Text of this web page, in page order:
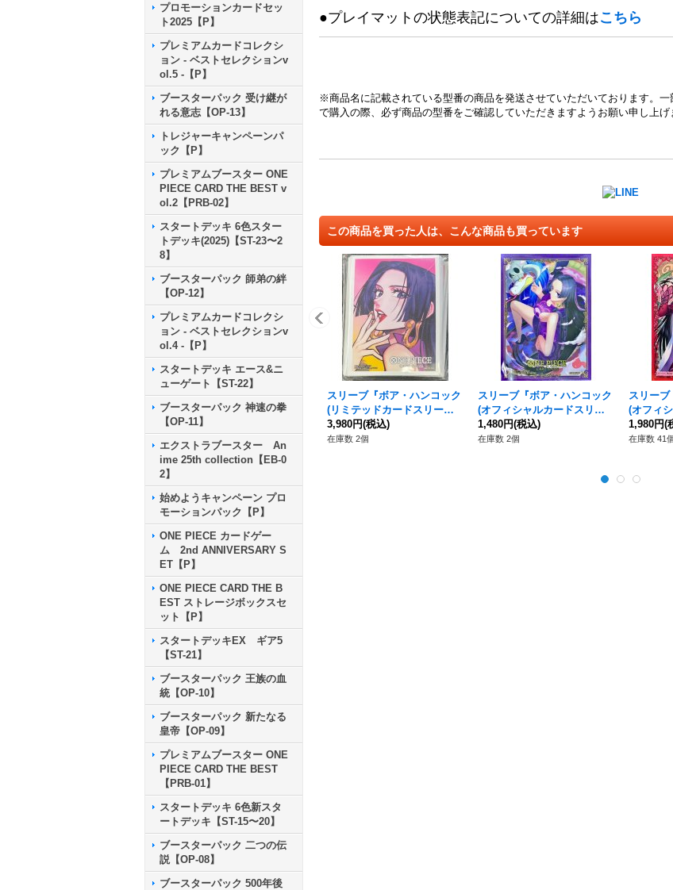
プロモーションカードセッ
ト2025【P】
プレミアムカードコレクシ
ョン - ベストセレクションv
ol.5 -【P】
ブースターパック 受け継が
れる意志【OP-13】
トレジャーキャンペーンパ
ック【P】
プレミアムブースター ONE
PIECE CARD THE BEST v
ol.2【PRB-02】
スタートデッキ 6色スター
トデッキ(2025)【ST-23〜2
8】
ブースターパック 師弟の絆
【OP-12】
プレミアムカードコレクシ
ョン - ベストセレクションv
ol.4 -【P】
スタートデッキ エース&ニ
ューゲート【ST-22】
ブースターパック 神速の拳
【OP-11】
エクストラブースター An
ime 25th collection【EB-0
2】
始めようキャンペーン プロ
モーションパック【P】
ONE PIECE カードゲー
ム 2nd ANNIVERSARY S
ET【P】
ONE PIECE CARD THE B
EST ストレージボックスセ
ット【P】
スタートデッキEX ギア5
【ST-21】
ブースターパック 王族の血
統【OP-10】
ブースターパック 新たなる
皇帝【OP-09】
プレミアムブースター ONE
PIECE CARD THE BEST
【PRB-01】
スタートデッキ 6色新スタ
ートデッキ【ST-15〜20】
ブースターパック 二つの伝
説【OP-08】
ブースターパック 500年後
●プレイマットの状態表記についての詳細はこちら
※商品名に記載されている型番の商品を発送させていただいております。
で購入の際、必ず商品の型番をご確認していただきますようお願い申し上げ
この商品を買った人は、こんな商品も買っています
スリーブ『ボア・ハンコック
(リミテッドカードスリー
ブ)』70枚【サプライ】{-}
3,980円(税込)
在庫数 2個
スリーブ『ボア・ハンコック
(オフィシャルカードスリー
ブ 11)』70枚【サプライ】{-}
1,480円(税込)
在庫数 2個
スリー
(オフィ
ブ 13)』
1,980円(
在庫数 41